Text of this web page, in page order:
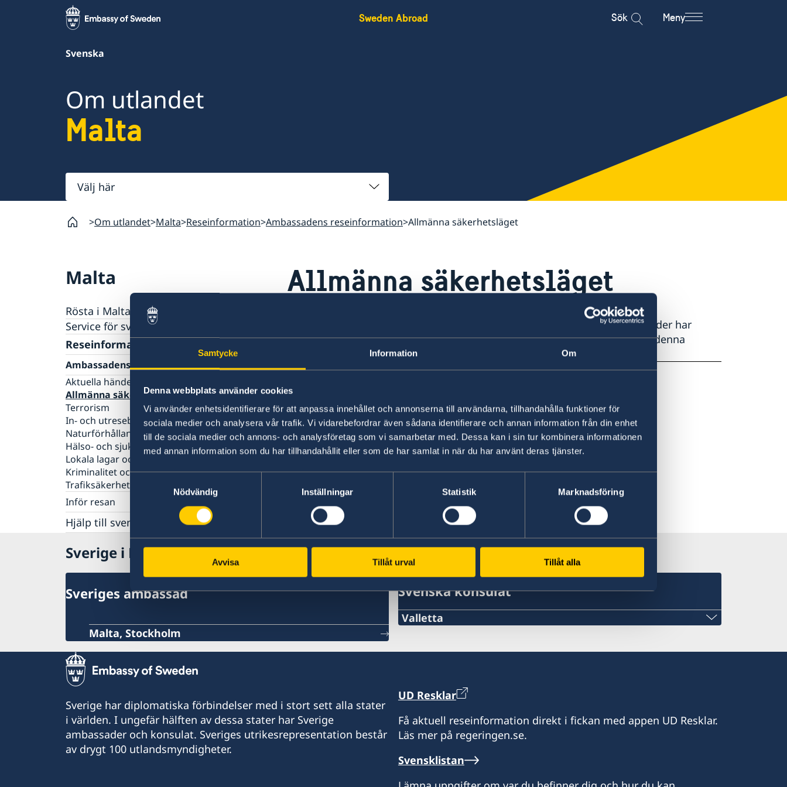
Samtycke Information Om
Denna webbplats använder cookies
Vi använder enhetsidentifierare för att anpassa innehållet och annonserna till användarna, tillhandahålla funktioner för
sociala medier och analysera vår trafik. Vi vidarebefordrar även sådana identifierare och annan information från din enhet
till de sociala medier och annons- och analysföretag som vi samarbetar med. Dessa kan i sin tur kombinera informationen
med annan information som du har tillhandahållit eller som de har samlat in när du har använt deras tjänster.
Nödvändig
Inställningar Statistik Marknadsföring
Avvisa Tillåt urval Tillåt alla
Sweden Abroad Sök Meny
Svenska
Om utlandet
Malta
Välj
här
Om utlandet Malta Reseinformation Ambassadens reseinformation Allmänna säkerhetsläget
Malta
Rösta i Malta
Service för svenska företag
Reseinformation
Ambassadens reseinformation
Aktuella händelser
Allmänna säkerhetsläget
Terrorism
In- och utresebestämmelser
Naturförhållanden och katastrofer
Hälso- och sjukvård
Lokala lagar och sedvänjor
Kriminalitet och personlig säkerhet
Trafiksäkerhet
Inför resan
Resa med snus
Hjälp till svenskar i Malta
Pass utomlands
Samordningsnummer
Nationellt id-kort
Provisoriskt pass
Förnyelse av pass för barn under 18 år
Förnyelse av pass för vuxna
Gifta sig utomlands
Registrera nyfött barn
Allmänna säkerhetsläget
Malta anses allmänt som ett tryggt resmål. Till skillnad från sina grannländer har
under senare år inga terroristattacker eller liknande våldsdåd ägt rum på denna
Senast uppdaterad 03 aug. 2026, 13.24
Sverige i Malta
Sveriges ambassad
Malta, Stockholm
Svenska konsulat
Valletta
Consulate General of Sweden,
Valletta, VLT1144 - Malta
Sverige har diplomatiska förbindelser med i stort sett alla stater
i världen. I ungefär hälften av dessa stater har Sverige
ambassader och konsulat. Sveriges utrikesrepresentation består
av drygt 100 utlandsmyndigheter.
UD Resklar
Få aktuell reseinformation direkt i fickan med appen UD Resklar.
Läs mer på regeringen.se.
Svensklistan